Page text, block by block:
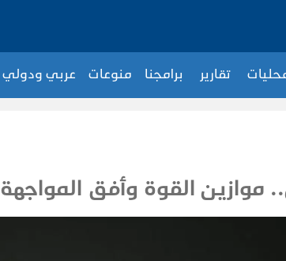
تقارير برامجنا منوعات عربي ودولي
موازين القوة وأفق المواجهة